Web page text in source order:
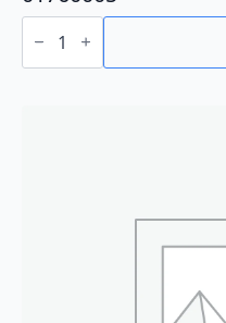
01760005
adet